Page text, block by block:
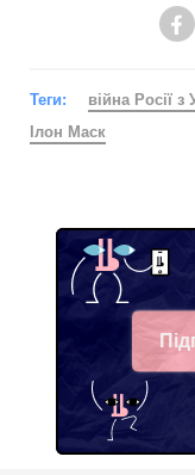
Теги: війна Росії з
Ілон Маск